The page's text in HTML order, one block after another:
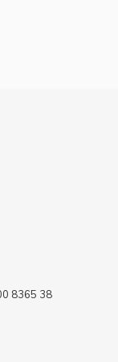
8365 38